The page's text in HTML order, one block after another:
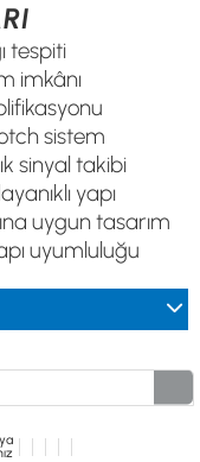
tespiti
imkânı
sistem
sinyal takibi
yapı
uygun tasarım
uyumluluğu